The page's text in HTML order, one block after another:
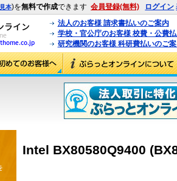
見本)を無料で作成できます 会員登録(無料) ログイン
法人のお客様 請求書払いのご案内
学校・官公庁のお客様 校費・公費
研究機関のお客様 科研費払いのご
Intel BX80580Q9400